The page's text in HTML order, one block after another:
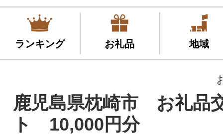
ランキング お礼品 地域
鹿児島県枕崎市 お礼品
ト 10,000円分